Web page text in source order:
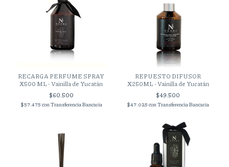
RECARGA PERFUME SPRAY
X500 ML - Vainilla de Yucatán
$60.500
$57.475 conTransferencia Bancaria
REPUESTO DIFUSOR
X250ML - Vainilla de Yucatán
$49.500
$47.025 conTransferencia Bancaria